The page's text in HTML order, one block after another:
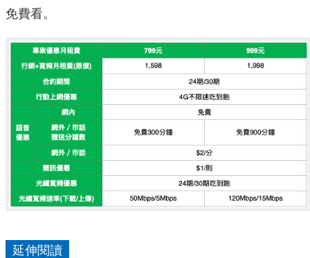
免費看。
延伸閱讀